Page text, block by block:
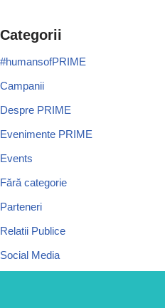
Categorii
#humansofPRIME
Campanii
Despre PRIME
Evenimente PRIME
Events
Fără categorie
Parteneri
Relatii Publice
Social Media